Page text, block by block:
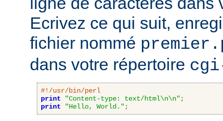
Ecrivez ce qui suit,
fichier nommé
dans votre répertoire
#!/usr/bin/perl
print
"Content-type: text/html\n\n" ;
print
"Hello, World." ;